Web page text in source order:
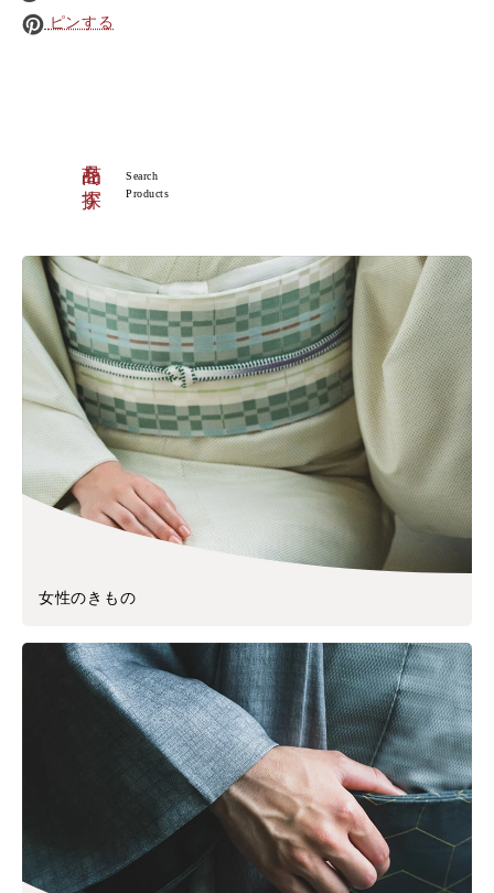
ピンする
商品を探す
Search
Products
女性のきもの